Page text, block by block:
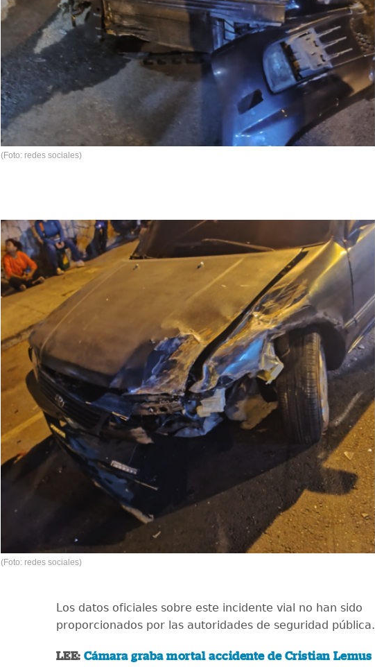
(Foto: redes sociales)
(Foto: redes sociales)
Los datos oficiales sobre este incidente vial no han sido
proporcionados por las autoridades de seguridad pública.
LEE: Cámara graba mortal accidente de Cristian Lemus